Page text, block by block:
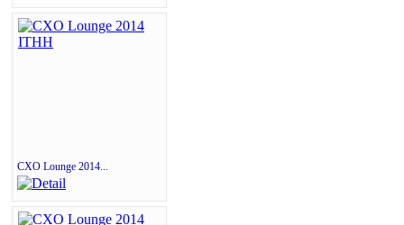
CXO Lounge 2014...